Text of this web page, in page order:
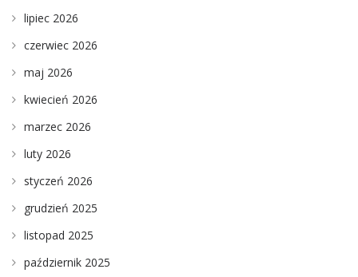
lipiec 2026
czerwiec 2026
maj 2026
kwiecień 2026
marzec 2026
luty 2026
styczeń 2026
grudzień 2025
listopad 2025
październik 2025